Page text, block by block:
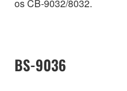
os CB-9032/8032.
BS-9036